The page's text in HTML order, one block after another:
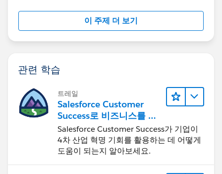
이 주제 더 보기
관련 학습
트레일
Salesforce Customer
Success로 비즈니스를 혁
신하기
Salesforce Customer Success가 기업이
4차 산업 혁명 기회를 활용하는 데 어떻게
도움이 되는지 알아보세요.